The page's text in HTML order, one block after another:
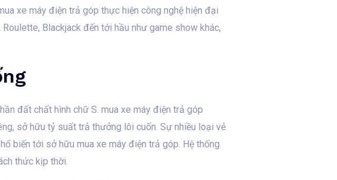
xe máy điện trả góp thực hiện công nghệ hiện đại
Blackjack đến tới hầu như game show khác,
đất chất hình chữ S. mua xe máy điện trả góp
sở hữu tỷ suất trả thưởng lôi cuốn. Sự nhiều loại vẻ
biến tới sở hữu mua xe máy điện trả góp. Hệ thống
thức kịp thời.